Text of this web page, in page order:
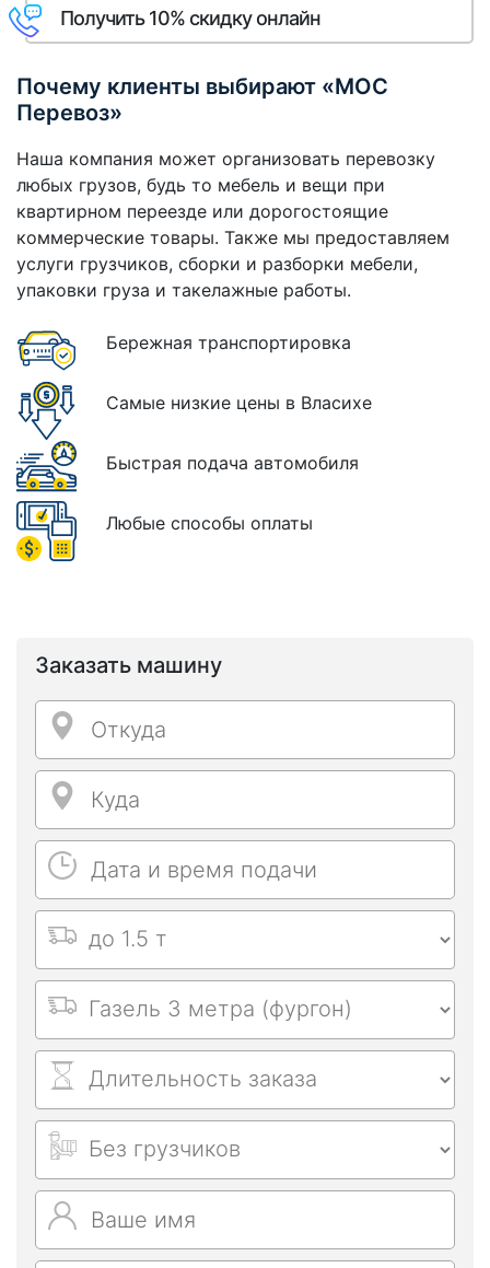
Получить 10% скидку онлайн
Почему клиенты выбирают «МОС
Перевоз»
Наша компания может организовать перевозку
любых грузов, будь то мебель и вещи при
квартирном переезде или дорогостоящие
коммерческие товары. Также мы предоставляем
услуги грузчиков, сборки и разборки мебели,
упаковки груза и такелажные работы.
Бережная транспортировка
Самые низкие цены в Власихе
Быстрая подача автомобиля
Любые способы оплаты
Заказать машину